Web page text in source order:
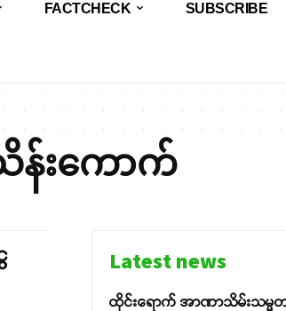
FACTCHECK SUBSCRIBE
းကောက်
Latest news
ထိုင်းရောက် အာဏာသိမ်းသမ္မ